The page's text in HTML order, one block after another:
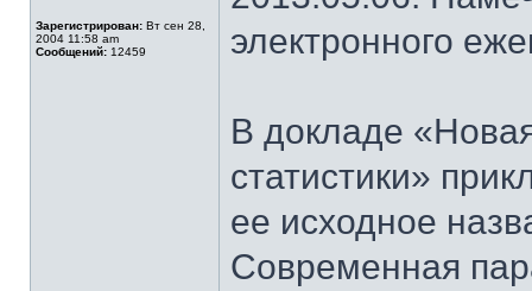
Зарегистрирован: Вт сен 28,
2004 11:58 am
Сообщений: 12459
электронного
В докладе
статистики»
ее исходное
Современная